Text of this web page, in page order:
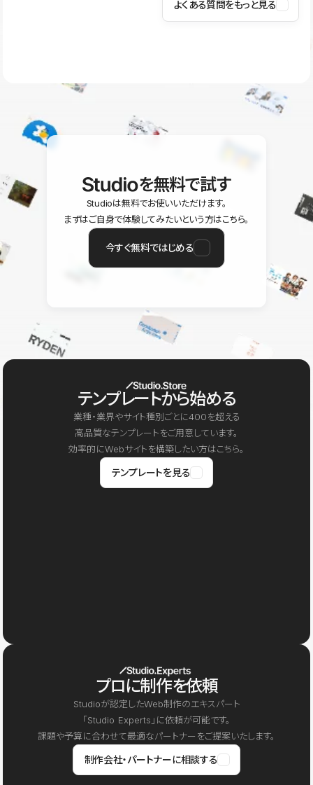
操作方法や機能については、ヘルプセンターでご確認いただけま
ユーザー同士で質問・相談できるコミュニティもご利用ください。
よくある質問をもっと見る
を無料で試す
Studioは無料でお使いいただけます。
まずはご自身で体験してみたいという方はこちら。
今すぐ無料ではじめる
テンプレートから始める
業種・業界やサイト種別ごとに400を超える
高品質なテンプレートをご用意しています。
効率的にWebサイトを構築したい方はこちら。
テンプレートを見る
プロに制作を依頼
Studioが認定したWeb制作のエキスパート
「Studio Experts」に依頼が可能です。
課題や予算に合わせて最適なパートナーをご提案いたします。
制作会社・パートナーに相談する